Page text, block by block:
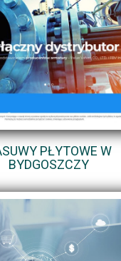
PŁYTOWE W
BYDGOSZCZY